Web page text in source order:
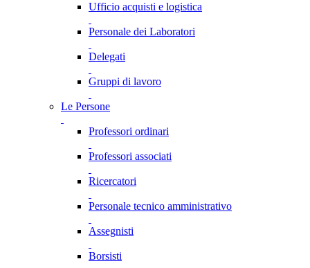
Ufficio acquisti e logistica
Personale dei Laboratori
Delegati
Gruppi di lavoro
Le Persone
Professori ordinari
Professori associati
Ricercatori
Personale tecnico amministrativo
Assegnisti
Borsisti